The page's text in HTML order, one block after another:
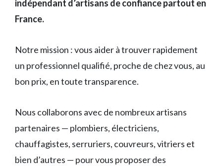
indépendant d’artisans de confiance partout en
France.
Notre mission : vous aider à trouver rapidement
un professionnel qualifié, proche de chez vous, au
bon prix, en toute transparence.
Nous collaborons avec de nombreux artisans
partenaires — plombiers, électriciens,
chauffagistes, serruriers, couvreurs, vitriers et
bien d’autres — pour vous proposer des